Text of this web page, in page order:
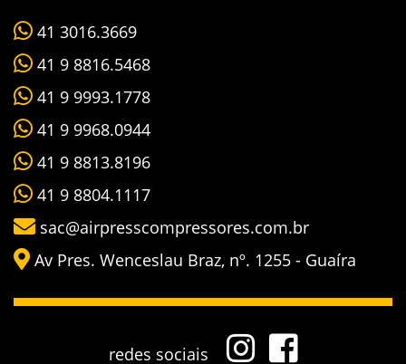
41 3016.3669
41 9 8816.5468
41 9 9993.1778
41 9 9968.0944
41 9 8813.8196
41 9 8804.1117
sac@airpresscompressores.com.br
Av Pres. Wenceslau Braz, nº. 1255 - Guaíra
redes sociais